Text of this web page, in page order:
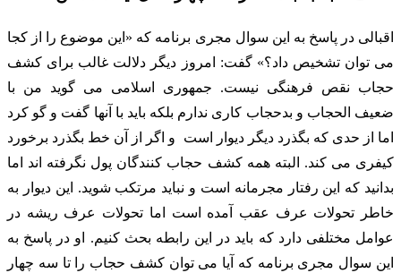
اقبالی در پاسخ به این سوال مجری برنامه که «این موضوع را از کجا
می توان تشخیص داد؟» گفت: امروز دیگر دلالت غالب برای کشف
حجاب نقص فرهنگی نیست. جمهوری اسلامی می گوید من با
ضعیف الحجاب و بدحجاب کاری ندارم بلکه باید با آنها گفت و گو کرد
اما از حدی که بگذرد دیگر دیوار است و اگر از آن خط بگذرد برخورد
کیفری می کند. البته همه کشف حجاب کنندگان پول نگرفته اند اما
بدانید که این رفتار مجرمانه است و نباید مرتکب شوید. این دیوار به
خاطر تحولات عرف عقب آمده است اما تحولات عرف ریشه در
عوامل مختلفی دارد که باید در این رابطه بحث کنیم. او در پاسخ به
این سوال مجری برنامه که آیا می توان کشف حجاب را تا سه چهار